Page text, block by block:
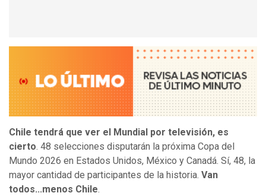
Chile tendrá que ver el Mundial por televisión, es
cierto. 48 selecciones disputarán la próxima Copa del
Mundo 2026 en Estados Unidos, México y Canadá. Sí, 48, la
mayor cantidad de participantes de la historia. Van
todos...menos Chile.